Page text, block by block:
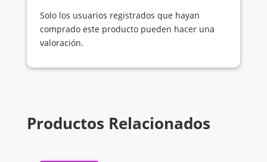
Solo los usuarios registrados que hayan
comprado este producto pueden hacer una
valoración.
Productos Relacionados